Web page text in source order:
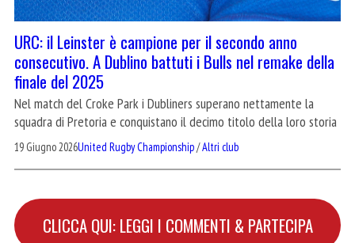
URC: il Leinster è campione per il secondo anno
consecutivo. A Dublino battuti i Bulls nel remake della
finale del 2025
Nel match del Croke Park i Dubliners superano nettamente la
squadra di Pretoria e conquistano il decimo titolo della loro storia
19 Giugno 2026United Rugby Championship/Altri club
CLICCA QUI: LEGGI I COMMENTI & PARTECIPA